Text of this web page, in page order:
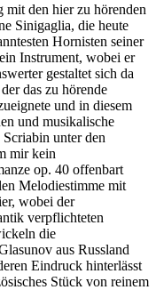
mit den hier zu hörenden
Sinigaglia, die heute
Hornisten seiner
Instrument, wobei er
gestaltet sich da
das zu hörende
und in diesem
und musikalische
unter den
mir kein
op. 40 offenbart
Melodiestimme mit
wobei der
verpflichteten
die
aus Russland
Eindruck hinterlässt
Stück von reinem